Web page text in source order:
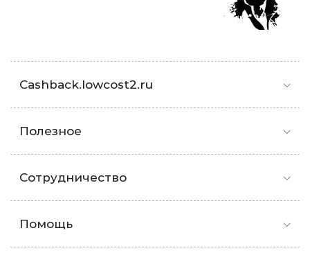
Cashback.lowcost2.ru
Полезное
Сотрудничество
Помощь